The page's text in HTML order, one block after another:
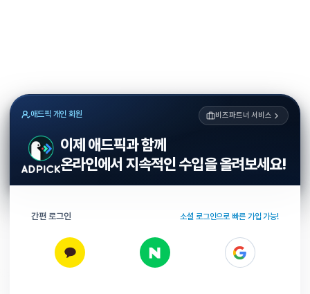
애드픽 개인 회원 비즈파트너 서비스
이제 애드픽과 함께
온라인에서 지속적인 수입을 올려보세요!
간편 로그인 소셜 로그인으로 빠른 가입 가능!